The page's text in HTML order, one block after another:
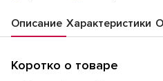
Описание Характеристики
Коротко о товаре